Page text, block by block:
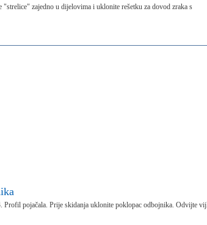
zajedno u dijelovima i uklonite rešetku za dovod zraka s
pojačala. Prije skidanja uklonite poklopac odbojnika. Odvijte